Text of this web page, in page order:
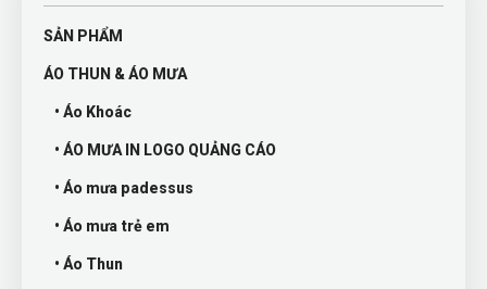
SẢN PHẨM
ÁO THUN & ÁO MƯA
• Áo Khoác
• ÁO MƯA IN LOGO QUẢNG CÁO
• Áo mưa padessus
• Áo mưa trẻ em
• Áo Thun